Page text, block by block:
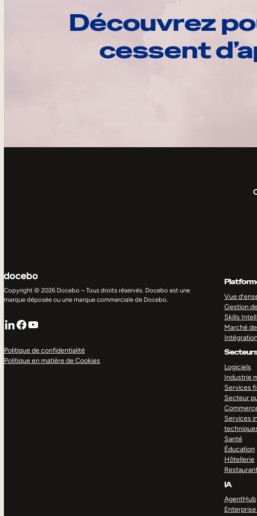
Découvrez
cessent
Copyright © 2026 Docebo – Tous droits réservés. Docebo est une
marque déposée ou une marque commerciale de Docebo.
LinkedIn
Facebook
YouTube
Politique de confidentialité
Politique en matière de Cookies
Vue
Gestion
Skills
Marché
Logiciels
Industrie
Services
Secteur
Services
Santé
Éducation
Hôtellerie
IA
AgentHub